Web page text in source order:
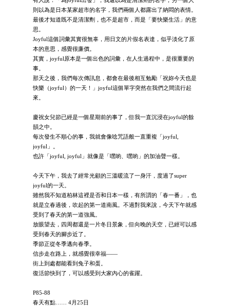
則以為是日本某家超市的名字，我們兩個人都露出了納悶的表情。
最後才知道既不是清潔劑，也不是超市，而是「要快樂生活」的意
思。
Joyful這個詞彙其實很無辜，用日文的片假名表達，似乎淡化了原
本的意思，感覺很廉價。
其實，joyful原本是一個出色的詞彙，在人生過程中，是很重要的
事。
那天之後，我們每次傳訊息，都會在最後相互勉勵「祝妳今天也是
快樂（joyful）的一天！」joyful這個單字突然在我們之間流行起
來。
慶祝女兒節已經是一個星期前的事了，但我一直沉浸在joyful的餘
韻之中。
每次發生不順心的事，我就會像唸咒語般一直重複「joyful,
joyful」。
也許「joyful, joyful」就像是「嘿喲、嘿喲」的加油聲一樣。
今天下午，我去了經常光顧的三溫暖流了一身汗，度過了super
joyful的一天。
雖然我不知道柏林這裡是否和日本一樣，有所謂的「春一番」，也
就是立春過後，吹起的第一道南風。不過對我來說，今天下午就感
受到了春天的第一道強風。
放眼望去，四周都還是一片冬日景象，但向晚的天空，已經可以感
受到春天的腳步近了。
季節正從冬季邁向春季。
信步走在路上，就感覺很幸福——
街上到處都能看到兔子和蛋。
復活節快到了，可以感受到大家內心的雀躍。
P85-88
春天有點…… 4月25日